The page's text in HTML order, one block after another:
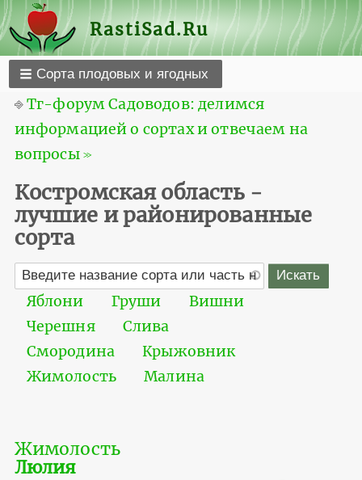
RastiSad.Ru
Сорта плодовых и ягодных
⎆Тг-форум Садоводов: делимся
информацией о сортах и отвечаем на
вопросы ≫
Костромская область -
лучшие и районированные
сорта
Яблони Груши
Вишни
Черешня
Слива
Смородина
Крыжовник
Жимолость
Малина
Жимолость
Люлия